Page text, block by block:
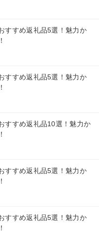
すすめ返礼品5選！魅力か
すすめ返礼品5選！魅力か
すすめ返礼品10選！魅力か
すすめ返礼品5選！魅力か
すすめ返礼品5選！魅力か